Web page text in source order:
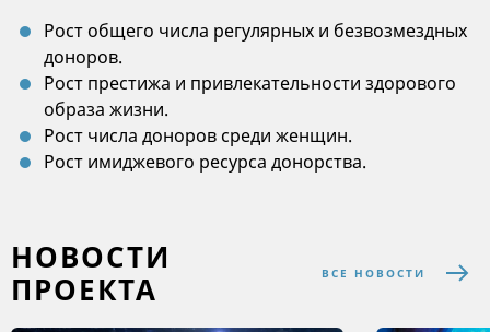
Рост общего числа регулярных и безвозмездных
доноров.
Рост престижа и привлекательности здорового
образа жизни.
Рост числа доноров среди женщин.
Рост имиджевого ресурса донорства.
НОВОСТИ
ПРОЕКТА
ВСЕ НОВОСТИ